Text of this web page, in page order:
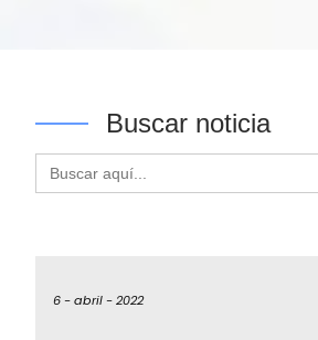
Buscar noticia
Buscar:
6 -abril -2022